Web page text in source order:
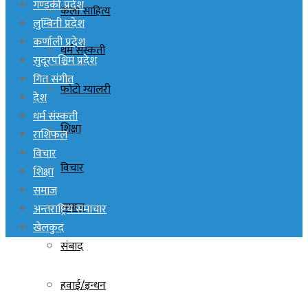
कला साहित्य
धर्म संस्कती
फोटो ग्यालरी
शिक्षा
विचार
समाज
संबाद
हवाई/इन्धन
गण्डकी प्रदेश
लुम्बिनी प्रदेश
कर्णाली प्रदेश
सुदूरपश्चिम प्रदेश
गित संगीत
देश
धर्म संस्कती
राशिफल
विचार
शिक्षा
समाज
अन्तराष्ट्रिय समाचार
खेलकुद